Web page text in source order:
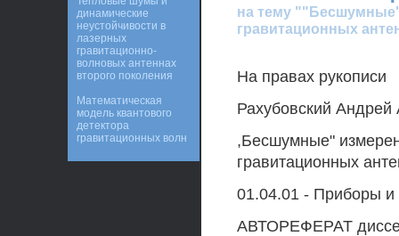
на тему ""Бесшумные"
гравитационных
На правах рукописи
Рахубовский Андрей
,Бесшумные"
гравитационных
01.04.01 - Приборы и
АВТОРЕФЕРАТ
динамические
неустойчивости в
лазерных
гравитационно-
волновых антеннах
второго поколения
Математическая
модель квантового
детектора
гравитационных волн